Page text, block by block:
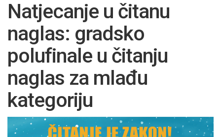
Natjecanje u čitanu
naglas: gradsko
polufinale u čitanju
naglas za mlađu
kategoriju